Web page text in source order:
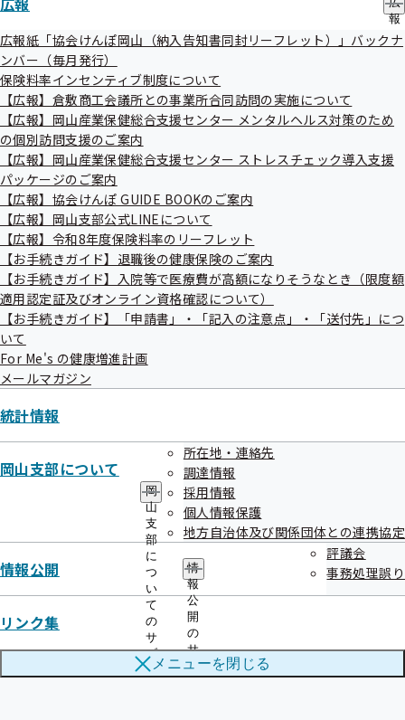
報
の
サ
ュ
広報紙「協会けんぽ岡山（納入告知書同封リーフレット）」バックナ
ンバー（毎月発行）
保険料率インセンティブ制度について
【広報】倉敷商工会議所との事業所合同訪問の実施について
【広報】岡山産業保健総合支援センター メンタルヘルス対策のため
の個別訪問支援のご案内
【広報】岡山産業保健総合支援センター ストレスチェック導入支援
パッケージのご案内
【広報】協会けんぽ GUIDE BOOKのご案内
【広報】岡山支部公式LINEについて
【広報】令和8年度保険料率のリーフレット
【お手続きガイド】退職後の健康保険のご案内
【お手続きガイド】入院等で医療費が高額になりそうなとき（限度額
適用認定証及びオンライン資格確認について）
【お手続きガイド】「申請書」・「記入の注意点」・「送付先」につ
いて
For Me's の健康増進計画
メールマガジン
統計情報
岡山支部について
岡
山
支
部
に
つ
い
て
の
サ
ブ
メ
所在地・連絡先
調達情報
採用情報
個人情報保護
地方自治体及び関係団体との連携協定
情報公開
情
報
公
開
の
サ
ブ
メ
評議会
事務処理誤り
リンク集
メニューを閉じる
傍聴のみとし、会議における言論に対し、賛否の表明
や拍手をしたりすることはできません。
新聞等の閲覧や飲食及び喫煙はご遠慮ください。
やむを得ない場合を除き、会議中の入退出は慎んでく
ださい。
ビデオカメラ等による撮影は、会議の議事が開始され
るまでとします。
ビデオカメラ等で撮影される場合は、事務局職員の指
示に従い、三脚・脚立等は使用しないでください。
事務局の指定した場所以外は立ち入らないでくださ
い。
危険物を持っている方、酒気を帯びている方、その他
致します。
その他、事務局職員の指示に従うようお願い致しま
す。
これらの事項に違反した場合は、退場して頂くことがあ
ります。
全国健康保険協会 岡山支部
企画総務グループ 春名